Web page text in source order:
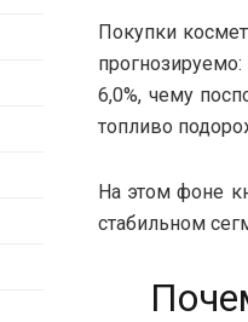
Покупки
6,0%, чему
топливо
На этом фоне
стабильном